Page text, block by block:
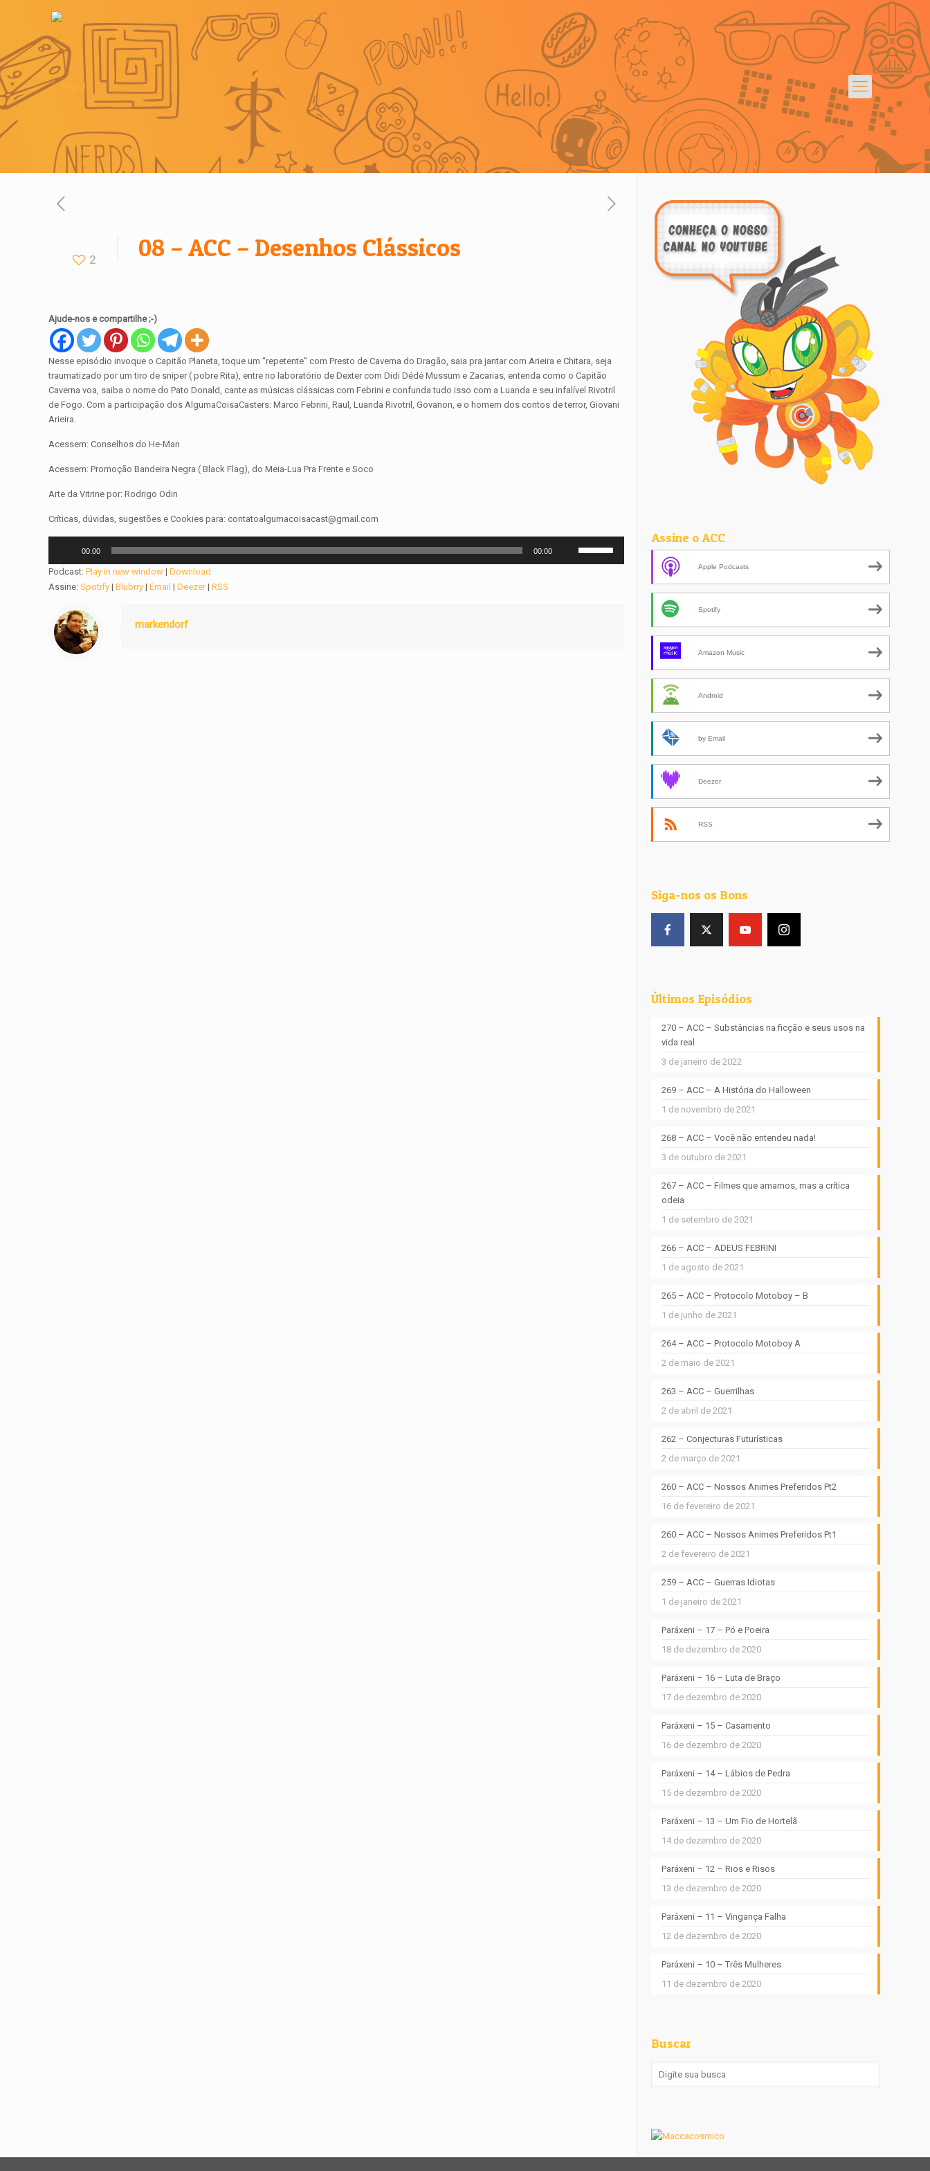
2 08 – ACC – Desenhos Clássicos
Ajude-nos e compartilhe ;-)
Nesse episódio invoque o Capitão Planeta, toque um “repetente” com Presto de Caverna do Dragão, saia pra jantar com Arieira e Chitara, seja
traumatizado por um tiro de sniper ( pobre Rita), entre no laboratório de Dexter com Didi Dédé Mussum e Zacarias, entenda como o Capitão
Caverna voa, saiba o nome do Pato Donald, cante as músicas clássicas com Febrini e confunda tudo isso com a Luanda e seu infalível Rivotril
de Fogo. Com a participação dos AlgumaCoisaCasters: Marco Febrini, Raul, Luanda Rivotril, Govanon, e o homem dos contos de terror, Giovani
Arieira.
Acessem: Conselhos do He-Man
Acessem: Promoção Bandeira Negra ( Black Flag), do Meia-Lua Pra Frente e Soco
Arte da Vitrine por: Rodrigo Odin
Críticas, dúvidas, sugestões e Cookies para: contatoalgumacoisacast@gmail.com
áudio
00:00 00:00
Podcast:Play in new window |Download
Assine:Spotify |Blubrry |Email |Deezer|RSS
markendorf
Assine o ACC
Apple Podcasts
Spotify
Amazon Music
Android
by Email
Deezer
RSS
Siga-nos os Bons
Últimos Episódios
270 – ACC – Substâncias na ficção e seus usos na
vida real
3 de janeiro de 2022
269 – ACC – A História do Halloween
1 de novembro de 2021
268 – ACC – Você não entendeu nada!
3 de outubro de 2021
267 – ACC – Filmes que amamos, mas a crítica
odeia
1 de setembro de 2021
266 – ACC – ADEUS FEBRINI
1 de agosto de 2021
265 – ACC – Protocolo Motoboy – B
1 de junho de 2021
264 – ACC – Protocolo Motoboy A
2 de maio de 2021
263 – ACC – Guerrilhas
2 de abril de 2021
262 – Conjecturas Futurísticas
2 de março de 2021
260 – ACC – Nossos Animes Preferidos Pt2
16 de fevereiro de 2021
260 – ACC – Nossos Animes Preferidos Pt1
2 de fevereiro de 2021
259 – ACC – Guerras Idiotas
1 de janeiro de 2021
Paráxeni – 17 – Pó e Poeira
18 de dezembro de 2020
Paráxeni – 16 – Luta de Braço
17 de dezembro de 2020
Paráxeni – 15 – Casamento
16 de dezembro de 2020
Paráxeni – 14 – Lábios de Pedra
15 de dezembro de 2020
Paráxeni – 13 – Um Fio de Hortelã
14 de dezembro de 2020
Paráxeni – 12 – Rios e Risos
13 de dezembro de 2020
Paráxeni – 11 – Vingança Falha
12 de dezembro de 2020
Paráxeni – 10 – Três Mulheres
11 de dezembro de 2020
Buscar